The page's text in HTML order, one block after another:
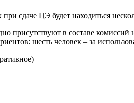
сдаче ЦЭ будет находиться
присутствуют в составе
шесть человек – за